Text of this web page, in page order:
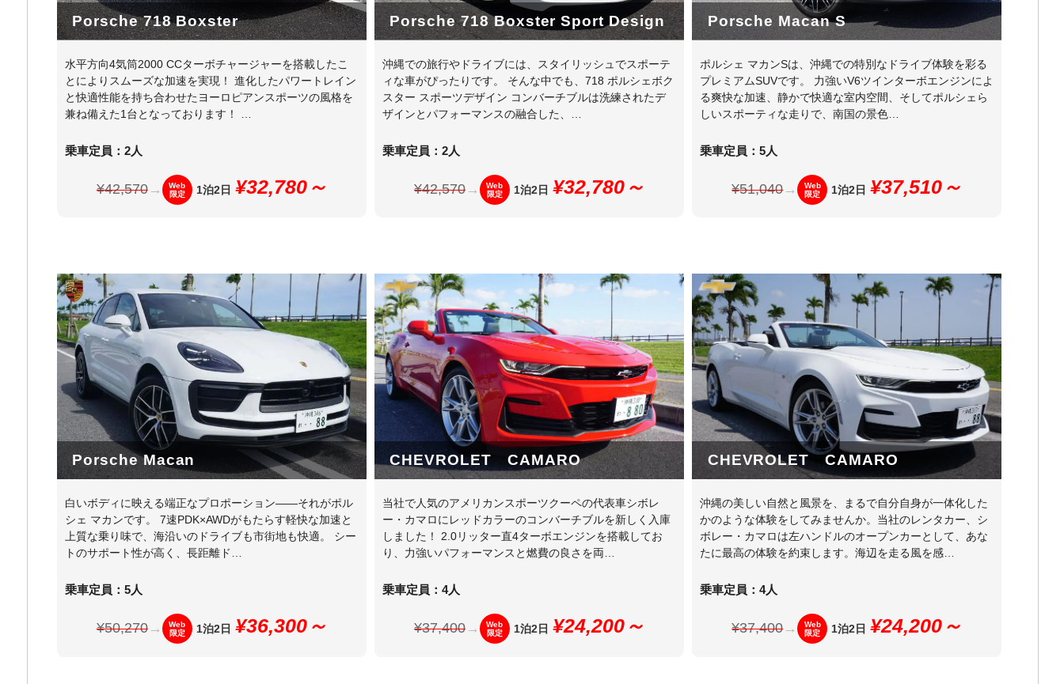
Porsche 718 Boxster
水平方向4気筒2000 CCターボチャージャーを搭載したこ
とによりスムーズな加速を実現！ 進化したパワートレイン
と快適性能を持ち合わせたヨーロピアンスポーツの風格を
兼ね備えた1台となっております！ …
乗車定員：2人
¥42,570→
Web
限定
1泊2日 ¥32,780～
Porsche 718 Boxster Sport Design
沖縄での旅行やドライブには、スタイリッシュでスポーテ
ィな車がぴったりです。 そんな中でも、718 ポルシェボク
スター スポーツデザイン コンバーチブルは洗練されたデ
ザインとパフォーマンスの融合した、…
乗車定員：2人
¥42,570→
Web
限定
1泊2日 ¥32,780～
Porsche Macan S
ポルシェ マカンSは、沖縄での特別なドライブ体験を彩る
プレミアムSUVです。 力強いV6ツインターボエンジンによ
る爽快な加速、静かで快適な室内空間、そしてポルシェら
しいスポーティな走りで、南国の景色…
乗車定員：5人
¥51,040→
Web
限定
1泊2日 ¥37,510～
Porsche Macan
白いボディに映える端正なプロポーション――それがポル
シェ マカンです。 7速PDK×AWDがもたらす軽快な加速と
上質な乗り味で、海沿いのドライブも市街地も快適。 シー
トのサポート性が高く、長距離ド…
乗車定員：5人
¥50,270→
Web
限定
1泊2日 ¥36,300～
CHEVROLET CAMARO
当社で人気のアメリカンスポーツクーペの代表車シボレ
ー・カマロにレッドカラーのコンバーチブルを新しく入庫
しました！ 2.0リッター直4ターボエンジンを搭載してお
り、力強いパフォーマンスと燃費の良さを両…
乗車定員：4人
¥37,400→
Web
限定
1泊2日 ¥24,200～
CHEVROLET CAMARO
沖縄の美しい自然と風景を、まるで自分自身が一体化した
かのような体験をしてみませんか。当社のレンタカー、シ
ボレー・カマロは左ハンドルのオープンカーとして、あな
たに最高の体験を約束します。海辺を走る風を感…
乗車定員：4人
¥37,400→
Web
限定
1泊2日 ¥24,200～